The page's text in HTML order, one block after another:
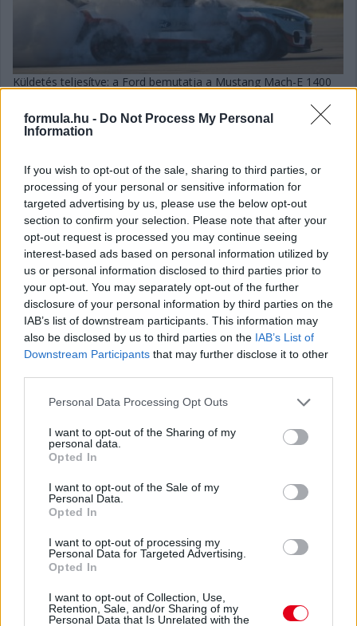
formula.hu - Do Not Process My Personal
Information
If you wish to opt-out of the sale, sharing to third parties, or
processing of your personal or sensitive information for
targeted advertising by us, please use the below opt-out
section to confirm your selection. Please note that after your
opt-out request is processed you may continue seeing
interest-based ads based on personal information utilized by
us or personal information disclosed to third parties prior to
your opt-out. You may separately opt-out of the further
disclosure of your personal information by third parties on the
IAB’s list of downstream participants. This information may
also be disclosed by us to third parties on the IAB’s List of
Downstream Participants that may further disclose it to other
Please note that this website/app uses one or more Google
not limited to your visit or usage behaviour. You may click to
grant or deny consent to Google and its third-party tags to
use your data for below specified purposes in below Google
consent section.
Personal Data Processing Opt Outs
I want to opt-out of the Sharing of my
personal data.
Opted In
I want to opt-out of the Sale of my
Personal Data.
Opted In
I want to opt-out of processing my
Personal Data for Targeted Advertising.
Opted In
I want to opt-out of Collection, Use,
Retention, Sale, and/or Sharing of my
Personal Data that Is Unrelated with the
Küldetés teljesítve: a Ford bemutatja a Mustang Mach-E 1400
micsoda teljesítmény hozható ki egy autóból, egyetlen csepp
benzin elégetése nélkül. A szintén elektromos hajtású Mustang
hajtja, és hihetetlen leszorító erőt termel, így kiválóan alkalmas
arra, hogy a rajtvonalhoz álljon akár egy versenypályán, egy
gyorsulási versenyen vagy egy gymkhana-bemutatón,
megmutatva, mire képes az elektromos hajtás.
részletek
2020. április 20. hétfő, 15:09
A Mustang lett a világ legkelendőbb
sportkocsija
A Mustang a hétvégén ünneplte 56. születésnapját, és mindjárt
két ajándékot is kapott: a tavalyi értékesítési adatok alapján ez
a modell lett a világ legkelendőbb sportkocsija, és immár ötödik